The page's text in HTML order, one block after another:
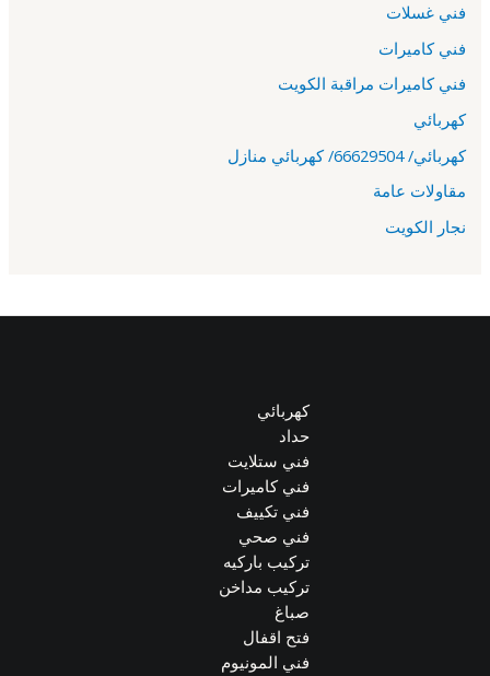
فني غسلات
فني كاميرات
فني كاميرات مراقبة الكويت
كهربائي
كهربائي/ 66629504/ كهربائي منازل
مقاولات عامة
نجار الكويت
كهربائي
حداد
فني ستلايت
فني كاميرات
فني تكييف
فني صحي
تركيب باركيه
تركيب مداخن
صباغ
فتح اقفال
فني المونيوم